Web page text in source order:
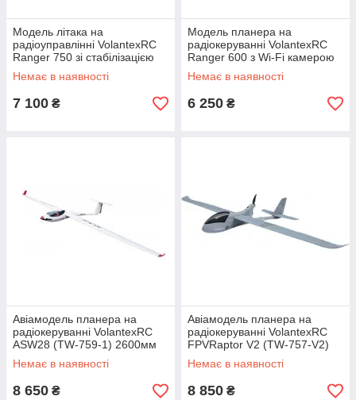
Модель літака на
радіоуправлінні VolantexRC
Ranger 750 зі стабілізацією
758мм RTF
Немає в наявності
7 100 ₴
Модель планера на
радіокеруванні VolantexRC
Ranger 600 з Wi-Fi камерою
600мм RTF
Немає в наявності
6 250 ₴
Авіамодель планера на
радіокеруванні VolantexRC
ASW28 (TW-759-1) 2600мм
PNP
Немає в наявності
8 650 ₴
Авіамодель планера на
радіокеруванні VolantexRC
FPVRaptor V2 (TW-757-V2)
2000мм PNP
Немає в наявності
8 850 ₴